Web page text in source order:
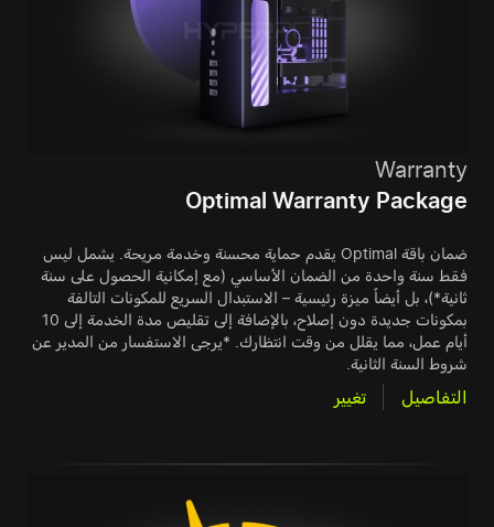
Warranty
Optimal Warranty Package
ضمان باقة Optimal يقدم حماية محسنة وخدمة مريحة. يشمل ليس
فقط سنة واحدة من الضمان الأساسي (مع إمكانية الحصول على سنة
ثانية*)، بل أيضاً ميزة رئيسية – الاستبدال السريع للمكونات التالفة
بمكونات جديدة دون إصلاح، بالإضافة إلى تقليص مدة الخدمة إلى 10
أيام عمل، مما يقلل من وقت انتظارك. *يرجى الاستفسار من المدير عن
شروط السنة الثانية.
التفاصيل تغيير